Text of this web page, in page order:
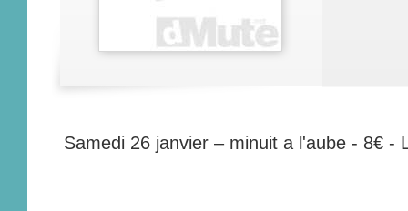
Samedi 26 janvier – minuit a l'aube - 8€ -